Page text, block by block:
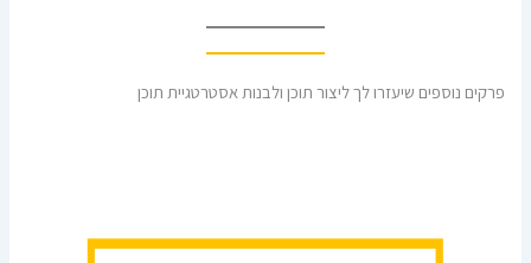
פרקים נוספים שיעזרו לך ליצור תוכן ולבנות אסטרטגיית תוכן